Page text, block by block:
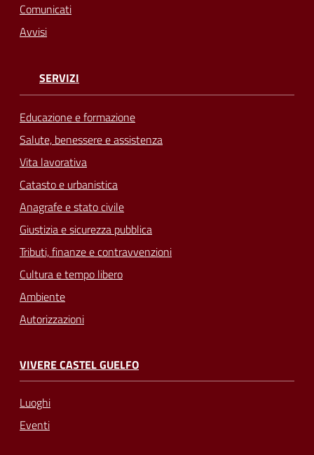
Comunicati
Avvisi
SERVIZI
Educazione e formazione
Salute, benessere e assistenza
Vita lavorativa
Catasto e urbanistica
Anagrafe e stato civile
Giustizia e sicurezza pubblica
Tributi, finanze e contravvenzioni
Cultura e tempo libero
Ambiente
Autorizzazioni
VIVERE CASTEL GUELFO
Luoghi
Eventi